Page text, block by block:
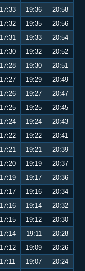
17:33 19:36
20:58
17:32 19:35
20:56
17:31 19:33
20:54
17:30 19:32
20:52
17:28 19:30
20:51
17:27 19:29
20:49
17:26 19:27
20:47
17:25 19:25
20:45
17:24 19:24
20:43
17:22 19:22
20:41
17:21 19:21
20:39
17:20 19:19
20:37
17:19 19:17
20:36
17:17 19:16
20:34
17:16 19:14
20:32
17:15 19:12
20:30
17:14 19:11
20:28
17:12 19:09
20:26
17:11 19:07
20:24